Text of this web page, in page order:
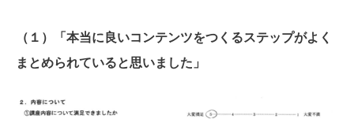
（１）「本当に良いコンテンツをつくるステップがよく
まとめられていると思いました」